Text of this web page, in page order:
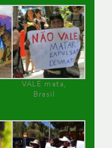
VALE mata,
Brasil